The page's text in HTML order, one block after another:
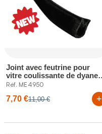
Joint avec feutrine pour
vitre coulissante de dyane
350mm
Réf. ME4950
7,70 €11,00 € +